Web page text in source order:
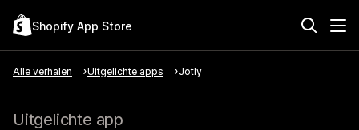
Shopify App Store
Alle verhalen Uitgelichte apps Jotly
Uitgelichte app